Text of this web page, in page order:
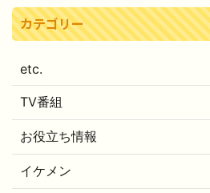
カテゴリー
etc.
TV番組
お役立ち情報
イケメン